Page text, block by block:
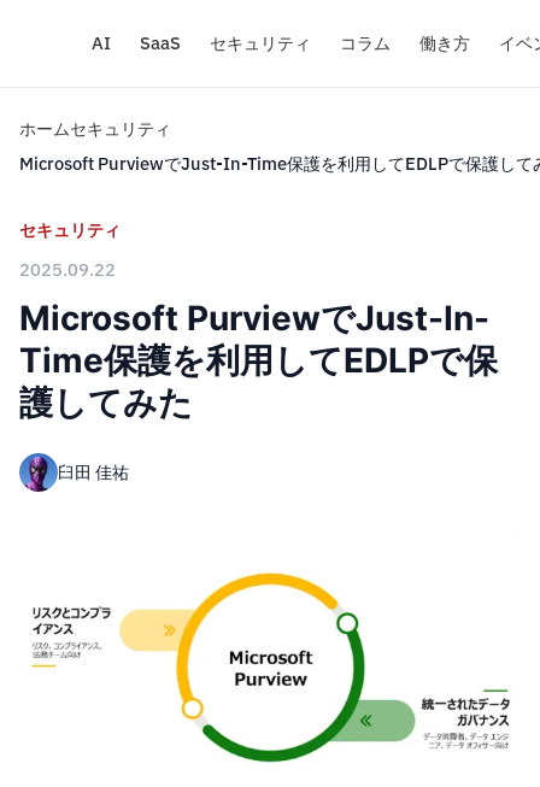
AI SaaS セキュリティ コラム 働き方 イベ
ホームセキュリティ
Microsoft PurviewでJust-In-Time保護を利用してEDLPで保護して
セキュリティ
2025.09.22
Microsoft PurviewでJust-In-
Time保護を利用してEDLPで保
護してみた
臼田 佳祐